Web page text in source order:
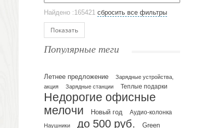
Аксессуары
Ежедневники и блокноты
Датированные ежедневники
Планинги и телефонные книжки
Планинги датированные
Планинги недатированные
Телефонные книжки
Еженедельники
Найдено :165421 сбросить все фильтры
Показать
Популярные теги
Летнее предложение
Зарядные устройства,
акция
Зарядные станции Теплые подарки
Недорогие офисные
мелочи
Новый год Аудио-колонка
Наушники до 500 руб. Green